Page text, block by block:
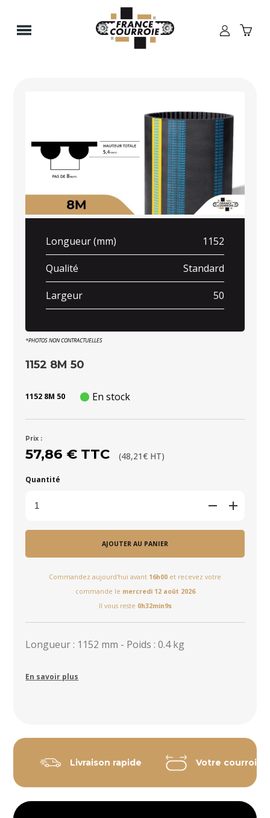
Longueur (mm) 1152
Qualité Standard
Largeur 50
*PHOTOS NON CONTRACTUELLES
1152 8M 50
1152 8M 50 En stock
Prix :
57,86 € TTC (48,21€ HT)
Quantité
AJOUTER AU PANIER
Commandez aujourd'hui avant 16h00 et recevez votre
commande le mercredi 12 août 2026
Il vous reste 0h32min8s
Longueur : 1152 mm - Poids : 0.4 kg
En savoir plus
Livraison rapide Votre courroie
Panneau de gestion des cookies